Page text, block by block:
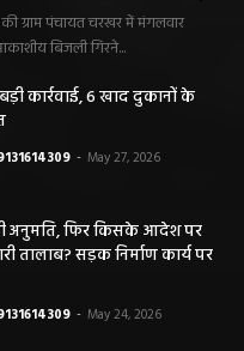
ग्राम पंचायत चरखर में मंगलवार
बिजली गिरने...
कार्रवाई, 6 खाद दुकानों के
- May 27, 2026
अनुमति, फिर किसके आदेश पर
तालाब? सड़क निर्माण कार्य पर
- May 24, 2026